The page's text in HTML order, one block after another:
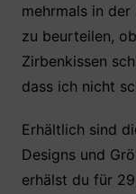
mehrmals in
zu beurteilen,
Zirbenkissen
dass ich nicht
Erhältlich sind
Designs und
erhälst du für